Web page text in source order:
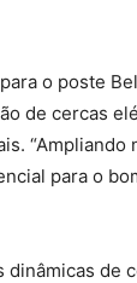
o poste
de cercas
para o
de